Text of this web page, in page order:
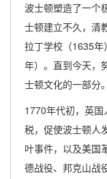
波士顿塑造了一个
士顿建立不久，清
拉丁学校（1635
年）。直到今天，
士顿文化的一部分。
1770年代初，英
税，促使波士顿人
叶事件，以及美
德战役、邦克山战